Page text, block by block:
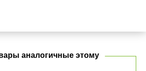
аналогичные этому